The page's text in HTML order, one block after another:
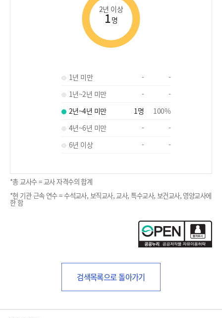
2년 이상
1명
1년 미만 -
-
1년~2년 미만
-
-
2년~4년 미만
1명 100%
4년~6년 미만
-
-
6년 이상
- -
*총 교사수 = 교사 자격수의 합계
*현 기관 근속 연수 = 수석교사, 보직교사, 교사, 특수교사, 보건교사, 영양교사에
한 함
검색목록으로 돌아가기